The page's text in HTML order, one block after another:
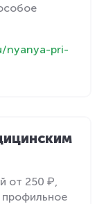
nyanya-pri-
от 250 ₽,